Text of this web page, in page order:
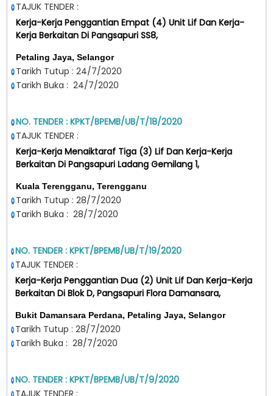
TAJUK TENDER :
Kerja-Kerja Penggantian Empat (4) Unit Lif Dan Kerja-
Kerja Berkaitan Di Pangsapuri SS8,
Petaling Jaya, Selangor
Tarikh Tutup : 24/7/2020
Tarikh Buka : 24/7/2020
NO. TENDER : KPKT/BPEMB/UB/T/18/2020
TAJUK TENDER :
Kerja-Kerja Menaiktaraf Tiga (3) Lif Dan Kerja-Kerja
Berkaitan Di Pangsapuri Ladang Gemilang 1,
Kuala Terengganu, Terengganu
Tarikh Tutup : 28/7/2020
Tarikh Buka : 28/7/2020
NO. TENDER : KPKT/BPEMB/UB/T/19/2020
TAJUK TENDER :
Kerja-Kerja Penggantian Dua (2) Unit Lif Dan Kerja-Kerja
Berkaitan Di Blok D, Pangsapuri Flora Damansara,
Bukit Damansara Perdana, Petaling Jaya, Selangor
Tarikh Tutup : 28/7/2020
Tarikh Buka : 28/7/2020
NO. TENDER : KPKT/BPEMB/UB/T/9/2020
TAJUK TENDER :